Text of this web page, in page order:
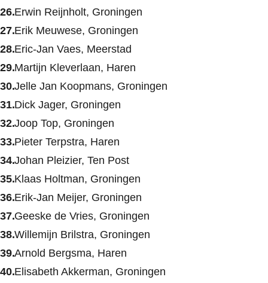
Erwin Reijnholt, Groningen
Erik Meuwese, Groningen
Eric-Jan Vaes, Meerstad
Martijn Kleverlaan, Haren
Jelle Jan Koopmans, Groningen
Dick Jager, Groningen
Joop Top, Groningen
Pieter Terpstra, Haren
Johan Pleizier, Ten Post
Klaas Holtman, Groningen
Erik-Jan Meijer, Groningen
Geeske de Vries, Groningen
Willemijn Brilstra, Groningen
Arnold Bergsma, Haren
Elisabeth Akkerman, Groningen